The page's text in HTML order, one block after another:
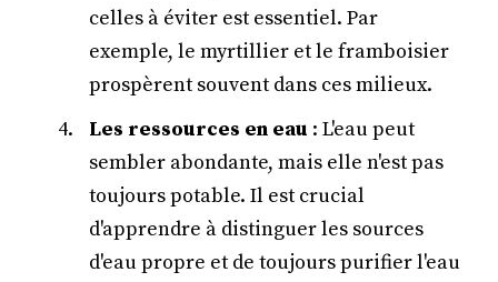
celles à éviter est essentiel. Par
exemple, le myrtillier et le framboisier
prospèrent souvent dans ces milieux.
Les ressources en eau : L'eau peut
sembler abondante, mais elle n'est pas
toujours potable. Il est crucial
d'apprendre à distinguer les sources
d'eau propre et de toujours purifier l'eau